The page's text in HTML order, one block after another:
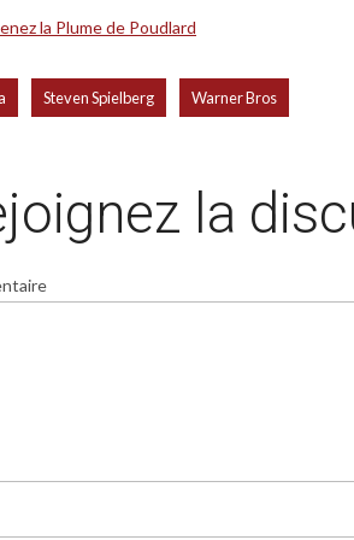
Steven Spielberg Warner Bros
la